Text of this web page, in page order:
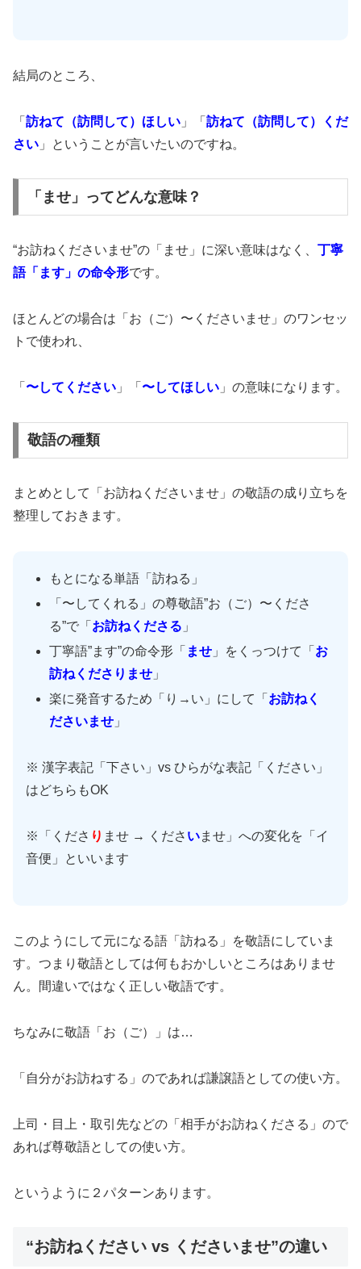
結局のところ、
「 訪ねて（訪問して）ほしい 」「 訪ねて（訪問して）くだ
さい 」ということが言いたいのですね。
「ませ」ってどんな意味？
“お訪ねくださいませ”の「ませ」に深い意味はなく、 丁寧
語「ます」の命令形です。
ほとんどの場合は「お（ご）〜くださいませ」のワンセッ
トで使われ、
「 〜してください 」「 〜してほしい 」の意味になります。
敬語の種類
まとめとして「お訪ねくださいませ」の敬語の成り立ちを
整理しておきます。
もとになる単語「訪ねる」
「〜してくれる」の尊敬語”お（ご）〜くださ
る”で「 お訪ねくださる 」
丁寧語”ます”の命令形「 ませ 」をくっつけて「 お
訪ねくださりませ 」
楽に発音するため「り→い」にして「 お訪ねく
ださいませ 」
※ 漢字表記「下さい」vs ひらがな表記「ください」
はどちらもOK
※「くださ り ませ → くださ いませ」への変化を「イ
音便」といいます
このようにして元になる語「訪ねる」を敬語にしていま
す。つまり敬語としては何もおかしいところはありませ
ん。間違いではなく正しい敬語です。
ちなみに敬語「お（ご）」は…
「自分がお訪ねする」のであれば謙譲語としての使い方。
上司・目上・取引先などの「相手がお訪ねくださる」ので
あれば尊敬語としての使い方。
というように２パターンあります。
“お訪ねください vs くださいませ”の違い